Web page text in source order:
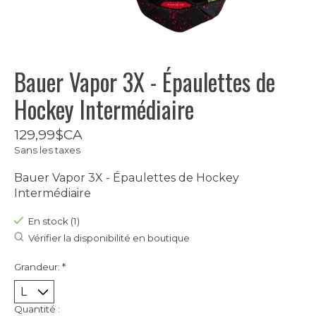
Bauer Vapor 3X - Épaulettes de
Hockey Intermédiaire
129,99$CA
Sans les taxes
Bauer Vapor 3X - Épaulettes de Hockey
Intermédiaire
En stock (1)
Vérifier la disponibilité en boutique
Grandeur: *
Quantité :